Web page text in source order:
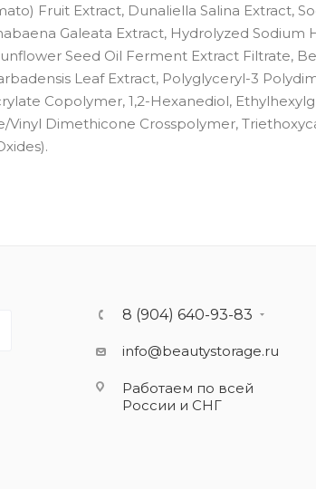
Fruit Extract, Dunaliella Salina Extract,
Galeata Extract, Hydrolyzed Sodium
Seed Oil Ferment Extract Filtrate,
Leaf Extract, Polyglyceryl-3
Copolymer, 1,2-Hexanediol,
Dimethicone Crosspolymer,
8 (904) 640-93-83
info@beautystorage.ru
Работаем по всей
России и СНГ